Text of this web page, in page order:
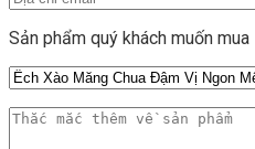
Sản phẩm quý khách muốn mua